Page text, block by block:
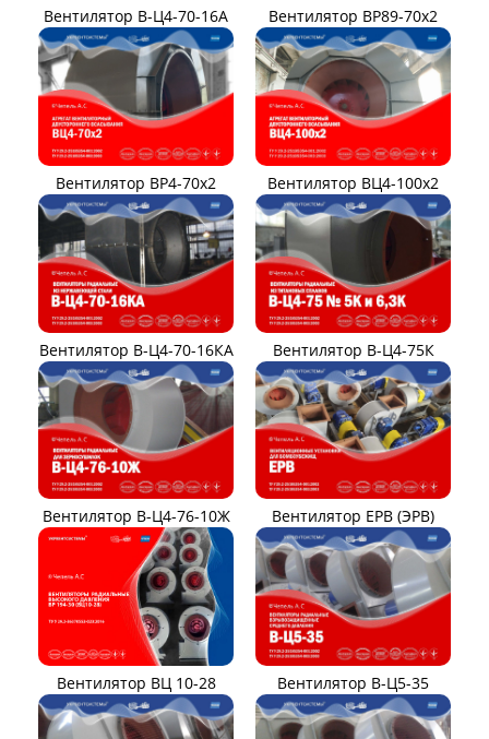
Вентилятор В-Ц4-70-16А Вентилятор ВР89-70x2
Вентилятор ВР4-70x2 Вентилятор ВЦ4-100х2
Вентилятор В-Ц4-70-16КА Вентилятор В-Ц4-75К
Вентилятор В-Ц4-76-10Ж Вентилятор ЕРВ (ЭРВ)
Вентилятор ВЦ 10-28 Вентилятор В-Ц5-35